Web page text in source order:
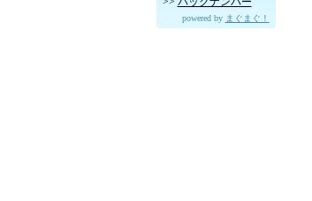
powered by まぐまぐ！